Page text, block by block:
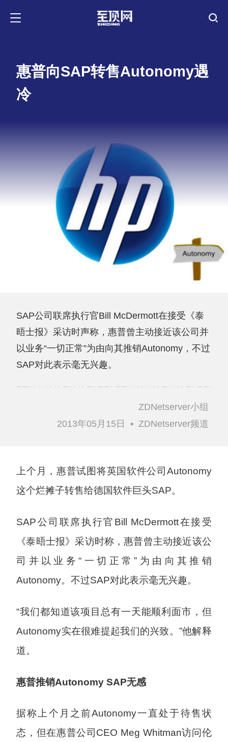
惠普向SAP转售Autonomy遇
冷
SAP公司联席执行官Bill McDermott在接受《泰
晤士报》采访时声称，惠普曾主动接近该公司并
以业务“一切正常”为由向其推销Autonomy，不过
SAP对此表示毫无兴趣。
ZDNetserver小组
2013年05月15日
• ZDNetserver频道
上个月，惠普试图将英国软件公司Autonomy
这个烂摊子转售给德国软件巨头SAP。
SAP公司联席执行官Bill McDermott在接受
《泰晤士报》采访时称，惠普曾主动接近该公
司并以业务“一切正常”为由向其推销
Autonomy。不过SAP对此表示毫无兴趣。
“我们都知道该项目总有一天能顺利面市，但
Autonomy实在很难提起我们的兴致。”他解释
道。
惠普推销Autonomy SAP无感
据称上个月之前Autonomy一直处于待售状
态，但在惠普公司CEO Meg Whitman访问伦